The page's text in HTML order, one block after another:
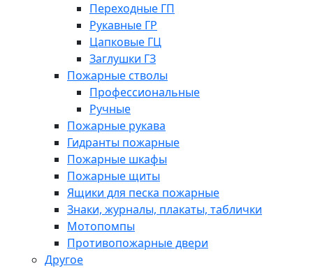
Переходные ГП
Рукавные ГР
Цапковые ГЦ
Заглушки ГЗ
Пожарные стволы
Профессиональные
Ручные
Пожарные рукава
Гидранты пожарные
Пожарные шкафы
Пожарные щиты
Ящики для песка пожарные
Знаки, журналы, плакаты, таблички
Мотопомпы
Противопожарные двери
Другое